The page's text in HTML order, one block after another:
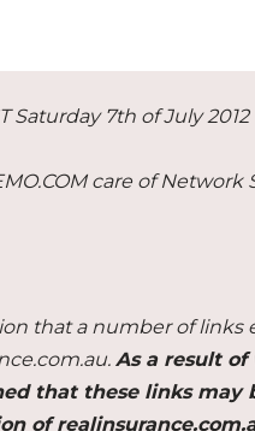
Saturday 7th of July 2012
care of
that a number of
As a result of
that these links
of